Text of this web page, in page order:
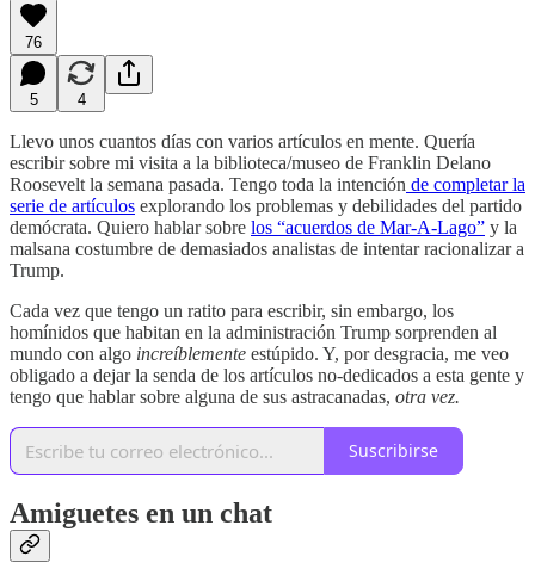
76
5 4
Llevo unos cuantos días con varios artículos en mente. Quería
escribir sobre mi visita a la biblioteca/museo de Franklin Delano
Roosevelt la semana pasada. Tengo toda la intención de completar la
serie de artículos explorando los problemas y debilidades del partido
demócrata. Quiero hablar sobre los “acuerdos de Mar-A-Lago” y la
malsana costumbre de demasiados analistas de intentar racionalizar a
Trump.
Cada vez que tengo un ratito para escribir, sin embargo, los
homínidos que habitan en la administración Trump sorprenden al
mundo con algo increíblemente estúpido. Y, por desgracia, me veo
obligado a dejar la senda de los artículos no-dedicados a esta gente y
tengo que hablar sobre alguna de sus astracanadas, otra vez.
Suscribirse
Amiguetes en un chat